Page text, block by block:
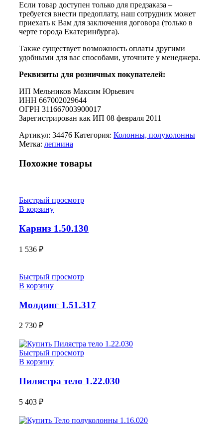
Если товар доступен только для предзаказа –
требуется внести предоплату, наш сотрудник может
приехать к Вам для заключения договора (только в
черте города Екатеринбурга).
Также существует возможность оплаты другими
удобными для вас способами, уточните у менеджера.
Реквизиты для розничных покупателей:
ИП Мельников Максим Юрьевич
ИНН 667002029644
ОГРН 311667003900017
Зарегистрирован как ИП 08 февраля 2011
Артикул: 34476 Категория: Колонны, полуколонны
Метка: лепнина
Похожие товары
Быстрый просмотр
В корзину
Карниз 1.50.130
1 536 ₽
Быстрый просмотр
В корзину
Молдинг 1.51.317
2 730 ₽
Быстрый просмотр
В корзину
Пилястра тело 1.22.030
5 403 ₽